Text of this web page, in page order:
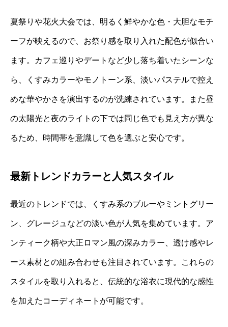
夏祭りや花火大会では、明るく鮮やかな色・大胆なモチ
ーフが映えるので、お祭り感を取り入れた配色が似合い
ます。カフェ巡りやデートなど少し落ち着いたシーンな
ら、くすみカラーやモノトーン系、淡いパステルで控え
めな華やかさを演出するのが洗練されています。また昼
の太陽光と夜のライトの下では同じ色でも見え方が異な
るため、時間帯を意識して色を選ぶと安心です。
最新トレンドカラーと人気スタイル
最近のトレンドでは、くすみ系のブルーやミントグリー
ン、グレージュなどの淡い色が人気を集めています。ア
ンティーク柄や大正ロマン風の深みカラー、透け感やレ
ース素材との組み合わせも注目されています。これらの
スタイルを取り入れると、伝統的な浴衣に現代的な感性
を加えたコーディネートが可能です。